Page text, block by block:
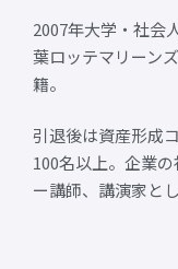
2007年大学・社会
葉ロッテマリーン
籍。
引退後は資産形成
100名以上。企業
ー講師、講演家と